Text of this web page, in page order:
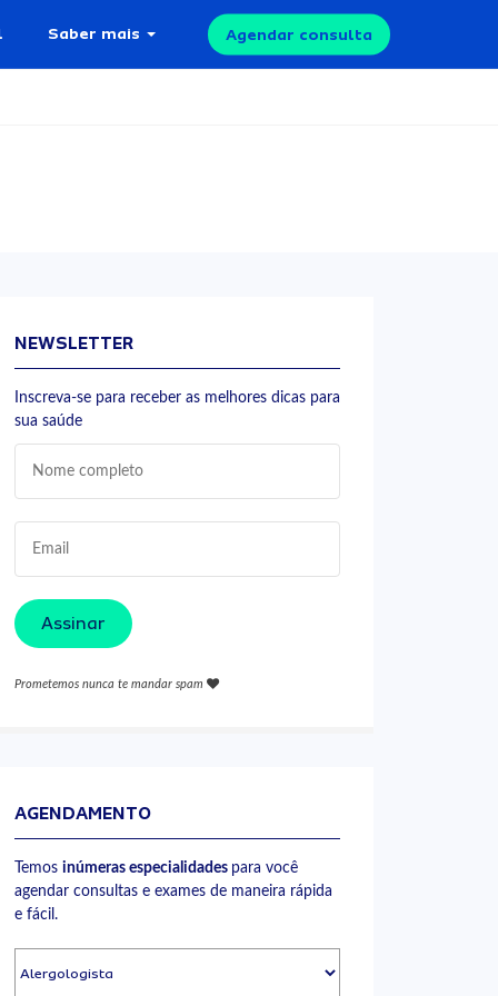
Saber mais Agendar consulta
NEWSLETTER
Inscreva-se para receber as melhores dicas para
sua saúde
Assinar
Prometemos nunca te mandar spam
AGENDAMENTO
Temos inúmeras especialidades para você
agendar consultas e exames de maneira rápida
e fácil.